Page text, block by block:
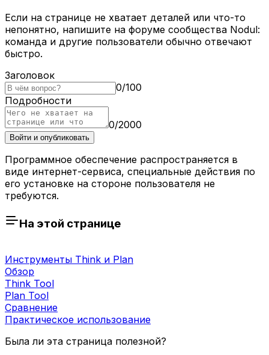
Если на странице не хватает деталей или что-то
непонятно, напишите на форуме сообщества Nodul:
команда и другие пользователи обычно отвечают
быстро.
Заголовок
0/100
Подробности
0/2000
Войти и опубликовать
Программное обеспечение распространяется в
виде интернет-сервиса, специальные действия по
его установке на стороне пользователя не
требуются.
На этой странице
Инструменты Think и Plan
Обзор
Think Tool
Plan Tool
Сравнение
Практическое использование
Была ли эта страница полезной?